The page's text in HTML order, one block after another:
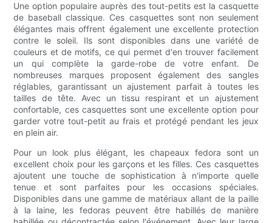
Une option populaire auprès des tout-petits est la casquette
de baseball classique. Ces casquettes sont non seulement
élégantes mais offrent également une excellente protection
contre le soleil. Ils sont disponibles dans une variété de
couleurs et de motifs, ce qui permet d'en trouver facilement
un qui complète la garde-robe de votre enfant. De
nombreuses marques proposent également des sangles
réglables, garantissant un ajustement parfait à toutes les
tailles de tête. Avec un tissu respirant et un ajustement
confortable, ces casquettes sont une excellente option pour
garder votre tout-petit au frais et protégé pendant les jeux
en plein air.
Pour un look plus élégant, les chapeaux fedora sont un
excellent choix pour les garçons et les filles. Ces casquettes
ajoutent une touche de sophistication à n'importe quelle
tenue et sont parfaites pour les occasions spéciales.
Disponibles dans une gamme de matériaux allant de la paille
à la laine, les fedoras peuvent être habillés de manière